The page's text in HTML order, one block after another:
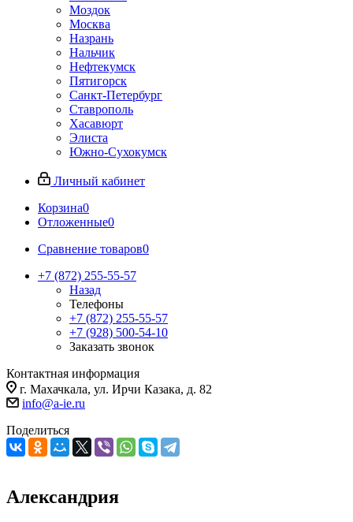
Моздок
Москва
Назрань
Нальчик
Нефтекумск
Пятигорск
Санкт-Петербург
Ставрополь
Хасавюрт
Элиста
Южно-Сухокумск
Личный кабинет
Корзина0
Отложенные0
Сравнение товаров0
+7 (872) 255-55-57
Назад
Телефоны
+7 (872) 255-55-57
+7 (928) 500-54-10
Заказать звонок
Контактная информация
г. Махачкала, ул. Ирчи Казака, д. 82
info@a-ie.ru
Поделиться
Александрия